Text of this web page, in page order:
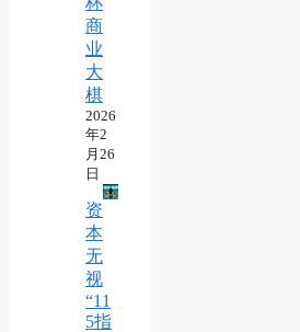
商
业
大
棋
2026
年2
月26
日
资
本
无
视
“11
5指